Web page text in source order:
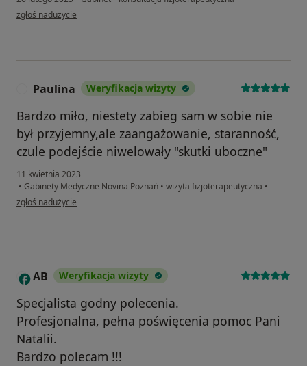
w opinii użytkownika Paulina
zgłoś nadużycie
Paulina Weryfikacja wizyty
Bardzo miło, niestety zabieg sam w sobie nie
był przyjemny,ale zaangażowanie, staranność,
czule podejście niwelowały "skutki uboczne"
11 kwietnia 2023
• Gabinety Medyczne Novina Poznań • wizyta fizjoterapeutyczna •
w opinii użytkownika Paulina
zgłoś nadużycie
A AB Weryfikacja wizyty
Specjalista godny polecenia.
Profesjonalna, pełna poświęcenia pomoc Pani
Natalii.
Bardzo polecam !!!